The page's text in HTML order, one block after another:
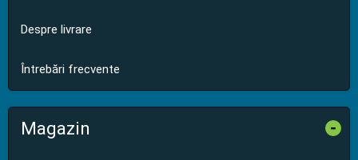
Despre livrare
Întrebări frecvente
Magazin -